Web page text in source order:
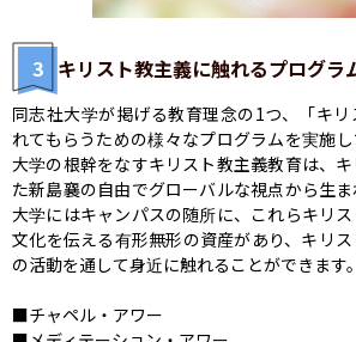
3 キリスト教主義に触れるプログラ
同志社大学が掲げる教育理念の1つ、「キ
れてもらうための様々なプログラムを実施
大学の根幹をなすキリスト教主義教育は、
た新島襄の自由でグローバルな視点から生
大学にはキャンパスの随所に、これらキリ
文化を伝える有形無形の資産があり、キリ
の活動を通して身近に触れることができます。
■チャペル・アワー